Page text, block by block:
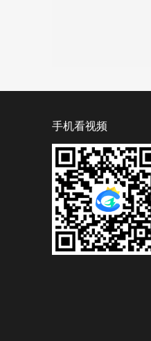
手机看视频